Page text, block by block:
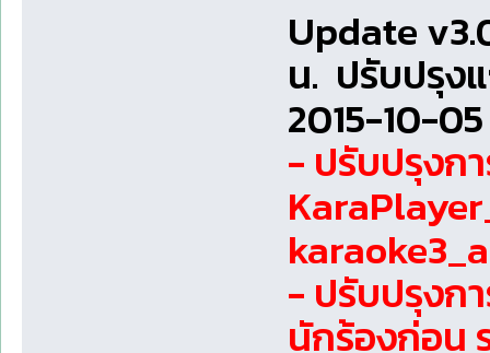
Update
น. ปรับปรุง
2015-10-05
- ปรับปรุงก
- ปรับปรุงก
นักร้องก่อน